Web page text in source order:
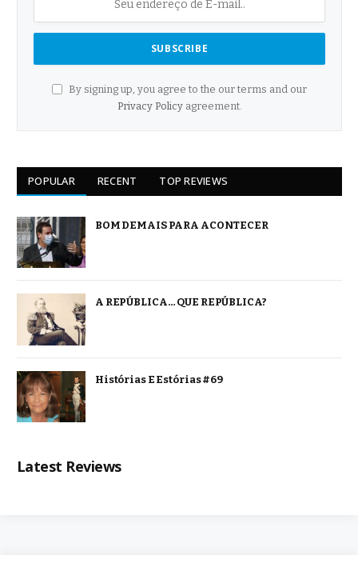
By signing up, you agree to the our terms and our
Privacy Policyagreement.
POPULAR RECENT TOP REVIEWS
BOM DEMAIS PARA ACONTECER
A REPÚBLICA… QUE REPÚBLICA?
Histórias E Estórias #69
Latest Reviews